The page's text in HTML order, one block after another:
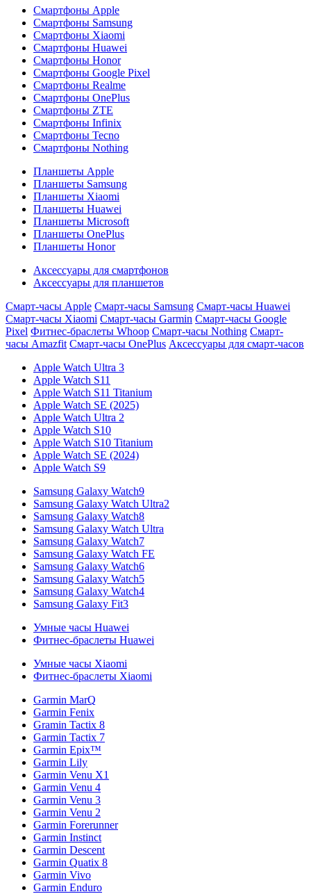
Смартфоны Apple
Смартфоны Samsung
Смартфоны Xiaomi
Смартфоны Huawei
Смартфоны Honor
Смартфоны Google Pixel
Смартфоны Realme
Смартфоны OnePlus
Смартфоны ZTE
Смартфоны Infinix
Смартфоны Tecno
Смартфоны Nothing
Планшеты Apple
Планшеты Samsung
Планшеты Xiaomi
Планшеты Huawei
Планшеты Microsoft
Планшеты OnePlus
Планшеты Honor
Аксессуары для смартфонов
Аксессуары для планшетов
Смарт-часы Apple Смарт-часы Samsung Смарт-часы Huawei
Смарт-часы Xiaomi Смарт-часы Garmin Смарт-часы Google
Pixel Фитнес-браслеты Whoop Смарт-часы Nothing Смарт-
часы Amazfit Смарт-часы OnePlus Аксессуары для смарт-часов
Apple Watch Ultra 3
Apple Watch S11
Apple Watch S11 Titanium
Apple Watch SE (2025)
Apple Watch Ultra 2
Apple Watch S10
Apple Watch S10 Titanium
Apple Watch SE (2024)
Apple Watch S9
Samsung Galaxy Watch9
Samsung Galaxy Watch Ultra2
Samsung Galaxy Watch8
Samsung Galaxy Watch Ultra
Samsung Galaxy Watch7
Samsung Galaxy Watch FE
Samsung Galaxy Watch6
Samsung Galaxy Watch5
Samsung Galaxy Watch4
Samsung Galaxy Fit3
Умные часы Huawei
Фитнес-браслеты Huawei
Умные часы Xiaomi
Фитнес-браслеты Xiaomi
Garmin MarQ
Garmin Fenix
Gramin Tactix 8
Garmin Tactix 7
Garmin Epix™
Garmin Lily
Garmin Venu X1
Garmin Venu 4
Garmin Venu 3
Garmin Venu 2
Garmin Forerunner
Garmin Instinct
Garmin Descent
Garmin Quatix 8
Garmin Vivo
Garmin Enduro